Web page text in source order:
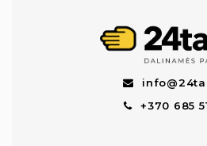
+370 685